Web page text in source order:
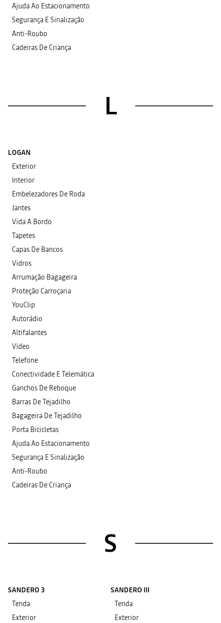
Ajuda Ao Estacionamento
Segurança E Sinalização
Anti-Roubo
Cadeiras De Criança
L
LOGAN
Exterior
Interior
Embelezadores De Roda
Jantes
Vida A Bordo
Tapetes
Capas De Bancos
Vidros
Arrumação Bagageira
Proteção Carroçaria
YouClip
Autorádio
Altifalantes
Vídeo
Telefone
Conectividade E Telemática
Ganchos De Reboque
Barras De Tejadilho
Bagageira De Tejadilho
Porta Bicicletas
Ajuda Ao Estacionamento
Segurança E Sinalização
Anti-Roubo
Cadeiras De Criança
S
SANDERO 3
Tenda
Exterior
SANDERO III
Tenda
Exterior